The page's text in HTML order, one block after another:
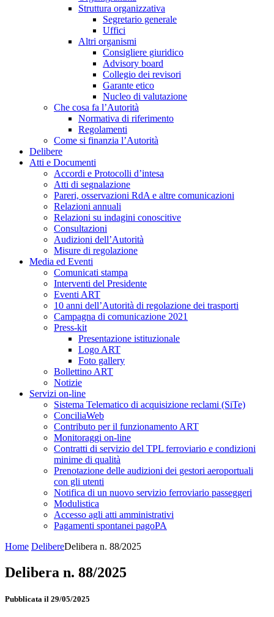
Struttura organizzativa
Segretario generale
Uffici
Altri organismi
Consigliere giuridico
Advisory board
Collegio dei revisori
Garante etico
Nucleo di valutazione
Che cosa fa l’Autorità
Normativa di riferimento
Regolamenti
Come si finanzia l’Autorità
Delibere
Atti e Documenti
Accordi e Protocolli d’intesa
Atti di segnalazione
Pareri, osservazioni RdA e altre comunicazioni
Relazioni annuali
Relazioni su indagini conoscitive
Consultazioni
Audizioni dell’Autorità
Misure di regolazione
Media ed Eventi
Comunicati stampa
Interventi del Presidente
Eventi ART
10 anni dell’Autorità di regolazione dei trasporti
Campagna di comunicazione 2021
Press-kit
Presentazione istituzionale
Logo ART
Foto gallery
Bollettino ART
Notizie
Servizi on-line
Sistema Telematico di acquisizione reclami (SiTe)
ConciliaWeb
Contributo per il funzionamento ART
Monitoraggi on-line
Contratti di servizio del TPL ferroviario e condizioni
minime di qualità
Prenotazione delle audizioni dei gestori aeroportuali
con gli utenti
Notifica di un nuovo servizio ferroviario passeggeri
Modulistica
Accesso agli atti amministrativi
Pagamenti spontanei pagoPA
Home DelibereDelibera n. 88/2025
Delibera n. 88/2025
Pubblicata il 29/05/2025